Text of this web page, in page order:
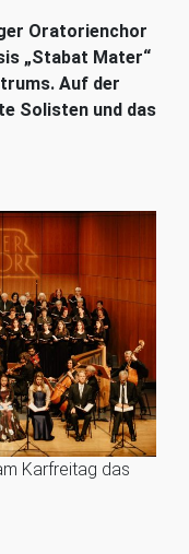
Oratorienchor
„Stabat Mater“
Auf der
Solisten und das
Karfreitag das